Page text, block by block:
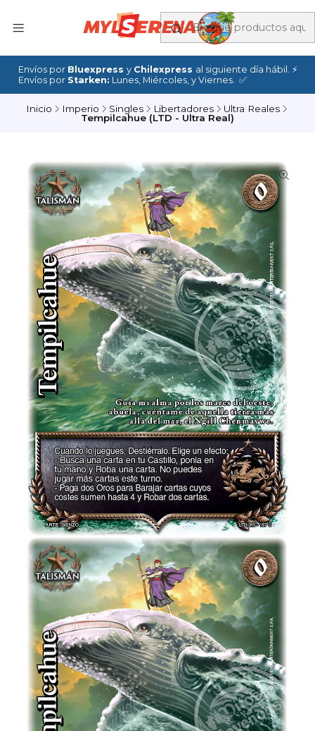
Envíos por Bluexpress y Chilexpress al siguiente día hábil. ⚡
Envíos por Starken: Lunes, Miércoles, y Viernes. ✅
Inicio Imperio Singles Libertadores
Ultra Reales
Tempilcahue (LTD - Ultra Real)